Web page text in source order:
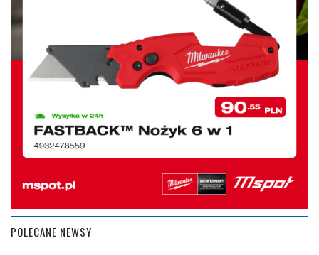
POLECANE NEWSY